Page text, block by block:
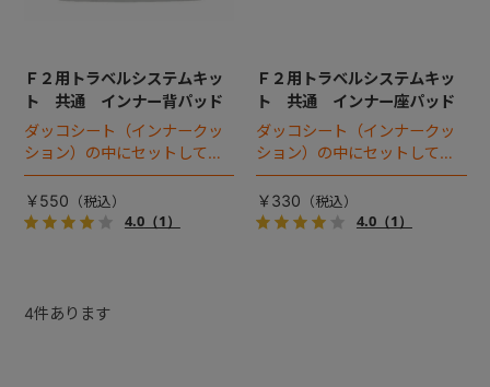
Ｆ２用トラベルシステムキッ
ト 共通 インナー背パッド
ダッコシート（インナークッ
ション）の中にセットしてお
使いいただきます、背中部分
のパッドです
￥550
4.0（1）
Ｆ２用トラベルシステムキッ
ト 共通 インナー座パッド
ダッコシート（インナークッ
ション）の中にセットしてお
使いいただきます、座面部分
のパッドです
￥330
4.0（1）
4件あります